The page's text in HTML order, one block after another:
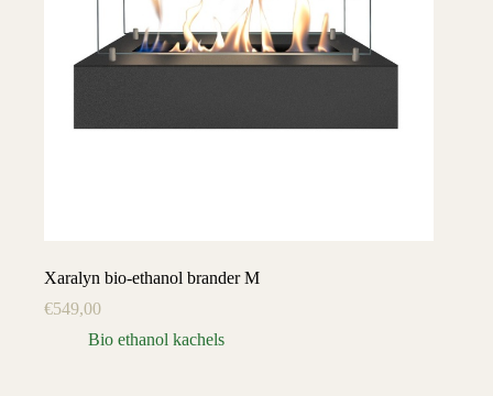
Xaralyn bio-ethanol brander M
€549,00
Bio ethanol kachels